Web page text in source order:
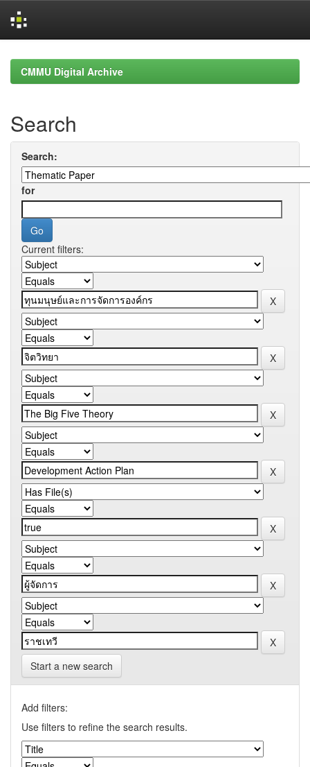
navigationCMMU Digital Archive
Search
Search:
for
Current filters:
Start a new search
Add filters:
Use filters to refine the search results.